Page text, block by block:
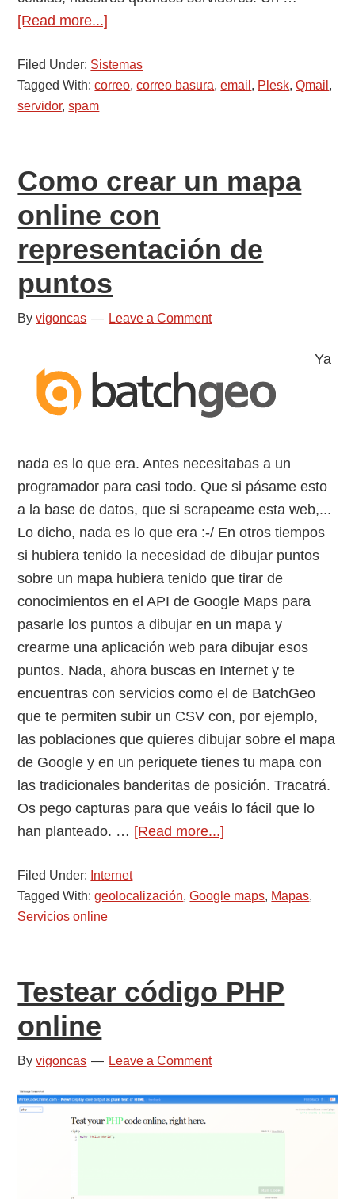
[Read more...]
desbloquear
un
spam
I)
Filed Under: Sistemas
Tagged With:correo,correo basura,email , Plesk,Qmail ,
servidor,spam
Como crear un mapa
online con
representación de
puntos
Byvigoncas Leave a Comment
Ya
nada es lo que era. Antes necesitabas a un
programador para casi todo. Que si pásame esto
a la base de datos, que si scrapeame esta web,...
Lo dicho, nada es lo que era :-/ En otros tiempos
si hubiera tenido la necesidad de dibujar puntos
sobre un mapa hubiera tenido que tirar de
conocimientos en el API de Google Maps para
pasarle los puntos a dibujar en un mapa y
crearme una aplicación web para dibujar esos
puntos. Nada, ahora buscas en Internet y te
encuentras con servicios como el de BatchGeo
que te permiten subir un CSV con, por ejemplo,
las poblaciones que quieres dibujar sobre el mapa
de Google y en un periquete tienes tu mapa con
las tradicionales banderitas de posición. Tracatrá.
Os pego capturas para que veáis lo fácil que lo
han planteado. … [Read more...]
un
representación
Filed Under: Internet
Tagged With:geolocalización,Google maps, Mapas,
Servicios online
Testear código PHP
online
Byvigoncas Leave a Comment